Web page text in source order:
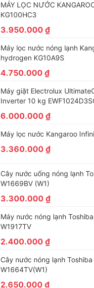
MÁY LỌC NƯỚC
KG100HC3
3.950.000₫
Máy lọc nước nóng lạnh
hydrogen KG10A9S
4.750.000₫
Máy giặt Electrolux
Inverter 10 kg
6.000.000₫
Máy lọc nước Kangaroo
3.360.000₫
Cây nước uống nóng lạnh
W1669BV (W1)
3.300.000₫
Máy nước nóng lạnh
W1917TV
2.400.000₫
Cây nước nóng lạnh Toshiba
W1664TV(W1)
2.650.000₫